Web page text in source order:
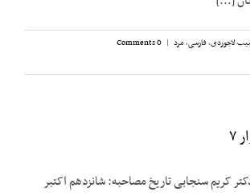
لاجوردی,فارسی,مرد |
0 Comments
۷
کریم سنجابی تاریخ مصاحبه: شانزدهم اکتبر